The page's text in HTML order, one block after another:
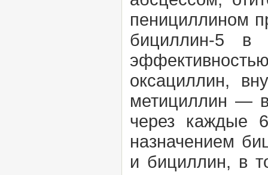
пенициллином
бициллин-5 в
оксациллин,
метициллин —
через каждые
назначением
и бициллин, в